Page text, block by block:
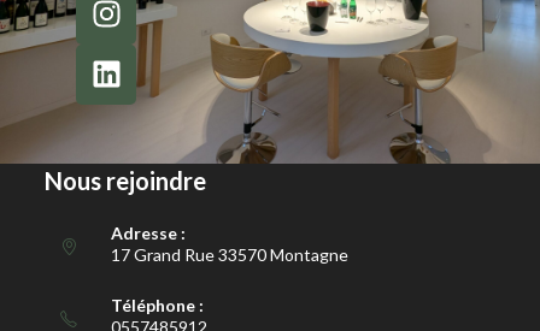
Nous rejoindre
Adresse :
17 Grand Rue 33570 Montagne
Téléphone :
0557485912